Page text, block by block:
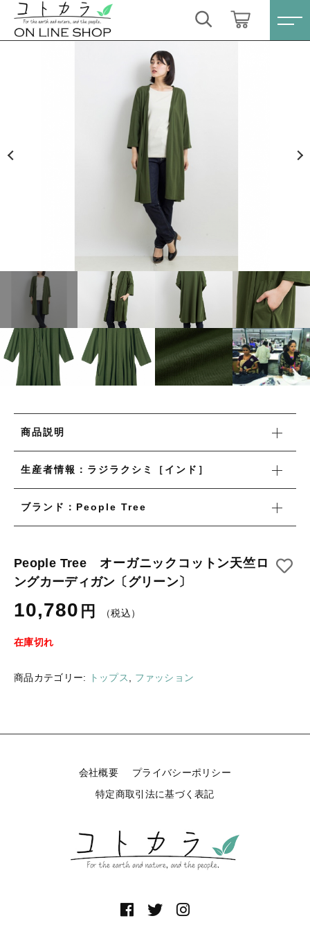
商品説明
生産者情報：ラジラクシミ［インド］
ブランド：People Tree
People Tree オーガニックコットン天竺ロ
ングカーディガン〔グリーン〕
10,780 円 （税込）
在庫切れ
商品カテゴリー: トップス, ファッション
会社概要
プライバシーポリシー
特定商取引法に基づく表記
カートに商品を追加しました
People Tree オーガニックコットン天竺ロング
カーディガン〔グリーン〕
10,780円 （税込）
ショッピングを続ける
カートを確認する
ログイン / 会員登録
HINOKI（土佐ヒノキ）シリーズ
サステナブル歯ブラシ・歯磨き粉
洗剤・食器用石鹸
タオル/ハンカチ
国産［奥会津］かごバッグ
カトラリー/食器
ファッション
雑貨
ラリーキルト
ギフトラッピング
新着商品
セール
ご利用ガイド
お問い合わせ
すべて
スキンケア・石鹸
HINOKI（土佐ヒノキ）シリーズ
サステナブル歯ブラシ・歯磨き粉
洗剤・食器用石鹸
タオル/ハンカチ
国産［奥会津］かごバッグ
カトラリー/食器
布ナプキン
ラリーキルト
キーワード検索
こだわり検索
価格帯
その他
在庫あり セール